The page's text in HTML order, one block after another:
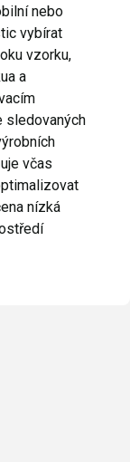
nebo
vybírat
vzorku,
a
sledovaných
včas
nízká